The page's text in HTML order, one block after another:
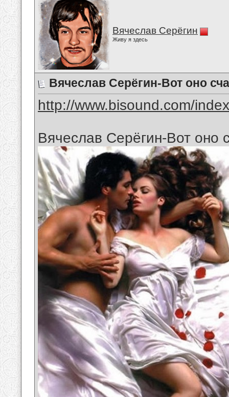
Вячеслав Серёгин
Живу я здесь
Вячеслав Серёгин-Вот оно
http://www.bisound.com/
Вячеслав Серёгин-Вот оно